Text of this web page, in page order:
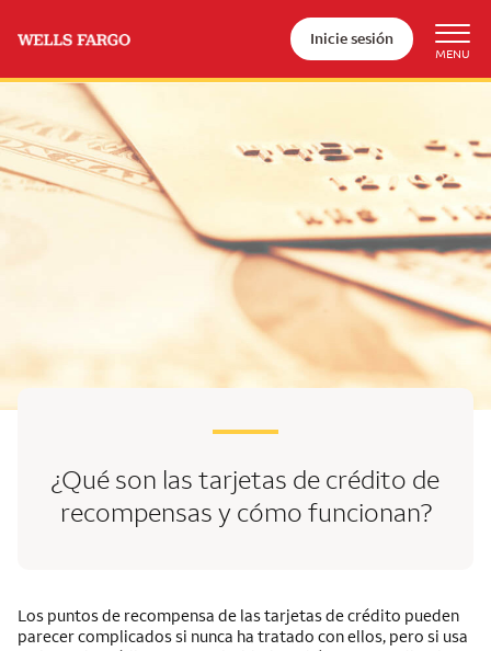
Inicie sesión
¿Qué son las tarjetas de crédito de
recompensas y cómo funcionan?
Los puntos de recompensa de las tarjetas de crédito pueden
parecer complicados si nunca ha tratado con ellos, pero si usa